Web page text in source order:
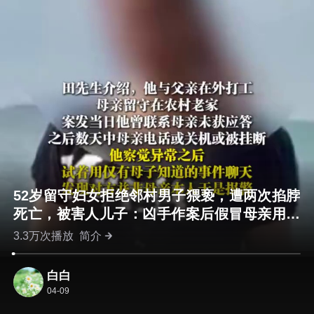
52岁留守妇女拒绝邻村男子猥亵，遭两次掐脖
死亡，被害人儿子：凶手作案后假冒母亲用其
手机申请网贷
3.3万次播放简介
白白
04-09